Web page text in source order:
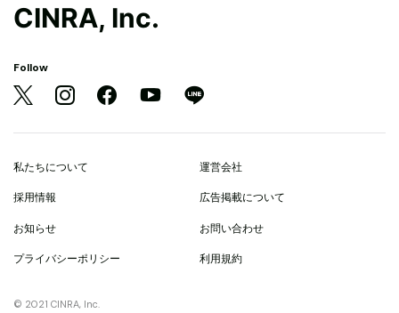
CINRA, Inc.
Follow
私たちについて 運営会社
採用情報 広告掲載について
お知らせ お問い合わせ
プライバシーポリシー 利用規約
© 2021 CINRA, Inc.